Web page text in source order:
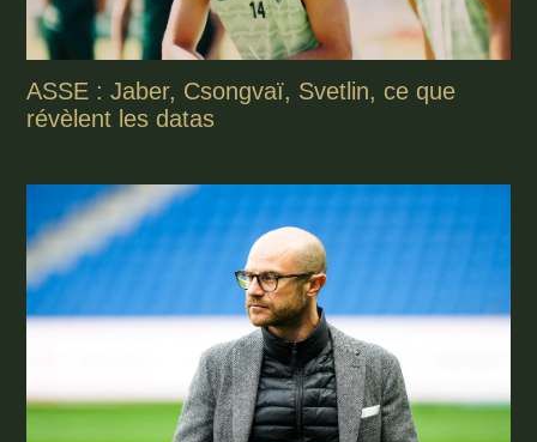
ASSE : Jaber, Csongvaï, Svetlin, ce que
révèlent les datas